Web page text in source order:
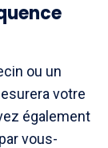
ou un
votre
également
vous-